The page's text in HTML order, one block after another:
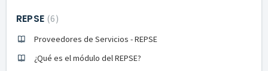
REPSE 6
Proveedores de Servicios - REPSE
¿Qué es el módulo del REPSE?